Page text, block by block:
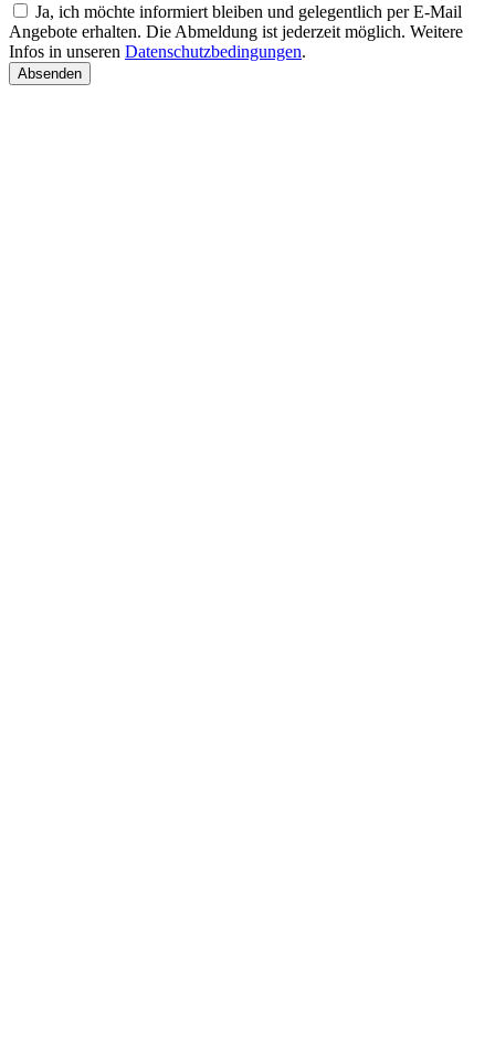
Ja, ich möchte informiert bleiben und gelegentlich per E-Mail
Angebote erhalten. Die Abmeldung ist jederzeit möglich. Weitere
Infos in unseren Datenschutzbedingungen.
Absenden